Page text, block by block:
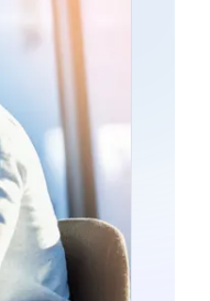
Por producto